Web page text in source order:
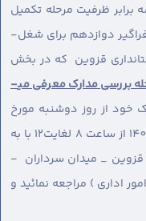
برابر ظرفیت مرحله تکمیل
دوازدهم برای شغل-
قزوین که در بخش
بررسی مدارک معرفی می­
خود از روز دوشنبه مورخ
1405/3/11 تا روز چهارشنبه مورخ 1405/3/13 از ساعت 8 لغایت12 با به
_ میدان سرداران -
اداری ) مراجعه نمائید و